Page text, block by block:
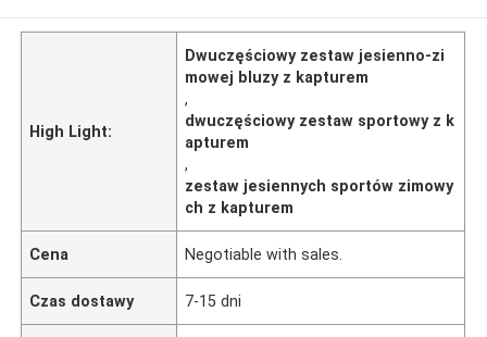
High Light:
Dwuczęściowy zestaw jesienno-zi
mowej bluzy z kapturem
,
dwuczęściowy zestaw sportowy z k
apturem
,
zestaw jesiennych sportów zimowy
ch z kapturem
Cena Negotiable with sales.
Czas dostawy 7-15 dni